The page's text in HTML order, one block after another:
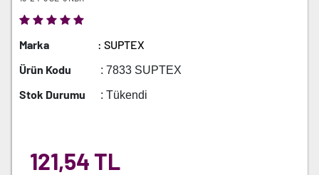
Marka
: SUPTEX
Ürün Kodu
: 7833 SUPTEX
Stok Durumu : Tükendi
121,54 TL